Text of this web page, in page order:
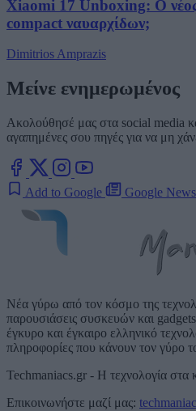
Xiaomi 17 Unboxing: Ο
compact ναυαρχίδων;
Dimitrios Amprazis
Μείνε ενημερωμένος
Ακολούθησέ μας στα social media
αγαπημένες σου πηγές για να μη
Add to Google Google News
Νέα γύρω από τον κόσμο της
παρουσιάσεις συσκευών και
έγκυρο και έγκαιρο ελληνικό
πληροφορίες που κάνουν τον γύρο
Techmaniacs.gr - Η τεχνολογία στα
Επικοινωνήστε μαζί μας: